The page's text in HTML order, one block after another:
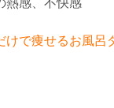
熱感、不快感
けで痩せるお風呂